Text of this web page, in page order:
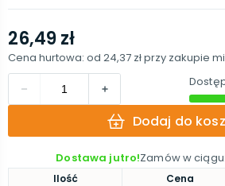
Ilość Cena
26,49 zł
Cena hurtowa: od 24,37 złprzy zakupie
Dodaj do
Dostawa jutro!Zamów w ciągu